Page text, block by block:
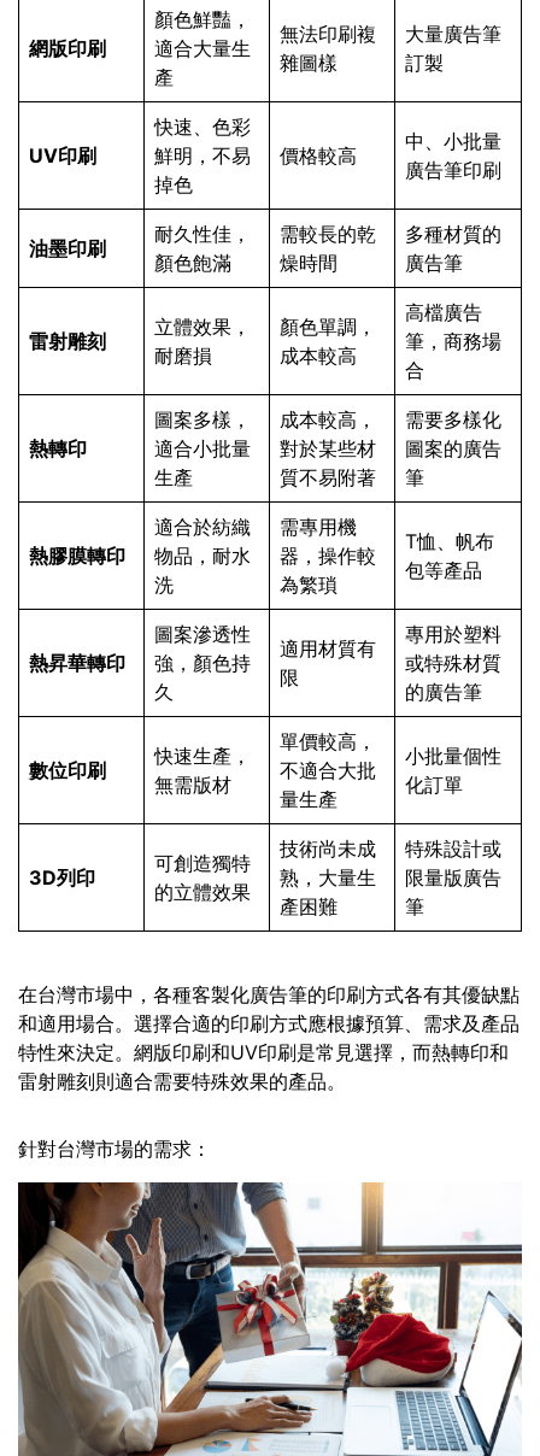
網版印刷
顏色鮮豔，
適合大量生
產
無法印刷複
雜圖樣
大量廣告筆
訂製
UV印刷
快速、色彩
鮮明，不易
掉色
價格較高
中、小批量
廣告筆印刷
油墨印刷
耐久性佳，
顏色飽滿
需較長的乾
燥時間
多種材質的
廣告筆
雷射雕刻
立體效果，
耐磨損
顏色單調，
成本較高
高檔廣告
筆，商務場
合
熱轉印
圖案多樣，
適合小批量
生產
成本較高，
對於某些材
質不易附著
需要多樣化
圖案的廣告
筆
熱膠膜轉印
適合於紡織
物品，耐水
洗
需專用機
器，操作較
為繁瑣
T恤、帆布
包等產品
熱昇華轉印
圖案滲透性
強，顏色持
久
適用材質有
限
專用於塑料
或特殊材質
的廣告筆
數位印刷
快速生產，
無需版材
單價較高，
不適合大批
量生產
小批量個性
化訂單
3D列印
可創造獨特
的立體效果
技術尚未成
熟，大量生
產困難
特殊設計或
限量版廣告
筆
在台灣市場中，各種客製化廣告筆的印刷方式各有其優缺點
和適用場合。選擇合適的印刷方式應根據預算、需求及產品
特性來決定。網版印刷和UV印刷是常見選擇，而熱轉印和
雷射雕刻則適合需要特殊效果的產品。
針對台灣市場的需求：